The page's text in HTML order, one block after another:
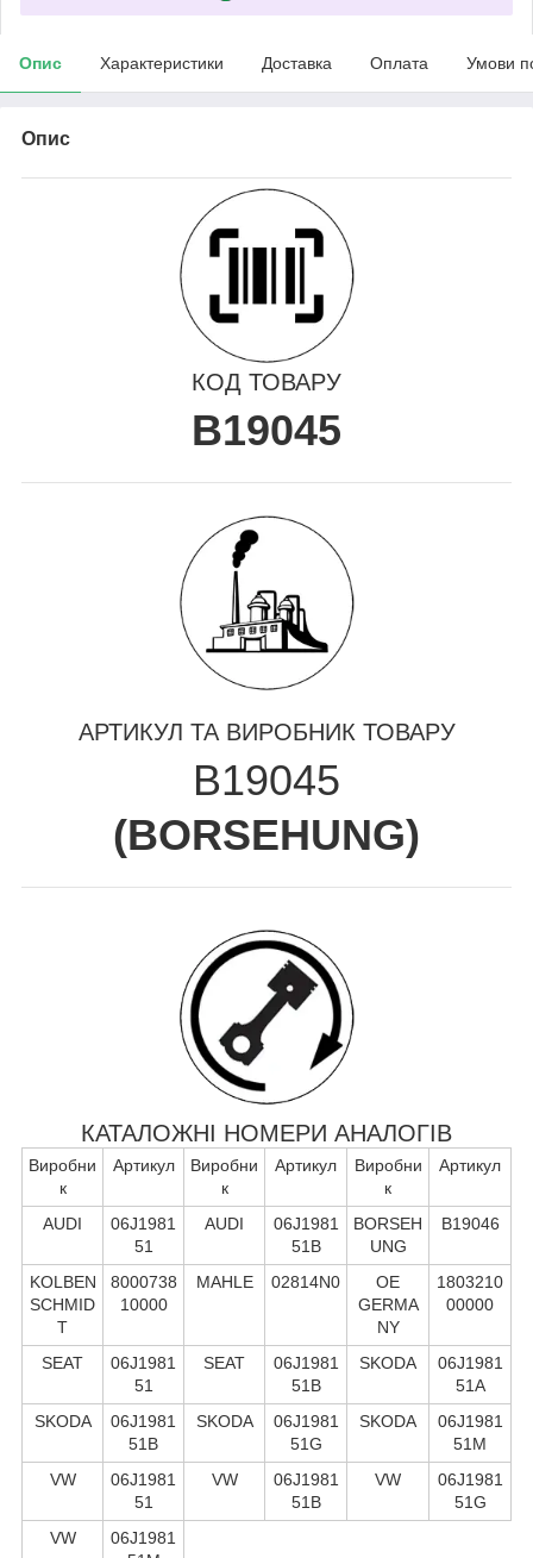
Опис Характеристики Доставка Оплата Умови
Опис
КОД ТОВАРУ
B19045
АРТИКУЛ ТА ВИРОБНИК ТОВАРУ
B19045
(BORSEHUNG)
КАТАЛОЖНІ НОМЕРИ АНАЛОГІВ
Виробни
к
Артикул
Виробни
к
Артикул
Виробни
к
Артикул
AUDI
06J1981
51
AUDI
06J1981
51B
BORSEH
UNG
B19046
KOLBEN
SCHMID
T
8000738
10000
MAHLE 02814N0
OE
GERMA
NY
1803210
00000
SEAT
06J1981
51
SEAT
06J1981
51B
SKODA
06J1981
51A
SKODA
06J1981
51B
SKODA
06J1981
51G
SKODA
06J1981
51M
VW
06J1981
51
VW
06J1981
51B
VW
06J1981
51G
VW
06J1981